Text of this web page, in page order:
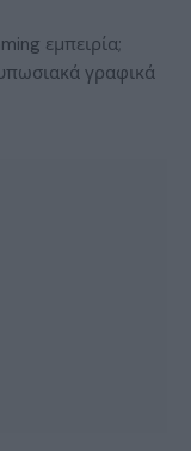
εμπειρία;
γραφικά